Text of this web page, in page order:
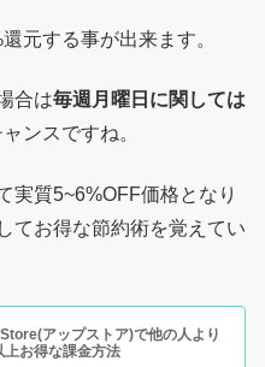
元する事が出来ます。
合は毎週月曜日に関しては
ンスですね。
実質5~6%OFF価格となり
てお得な節約術を覚えてい
アップストア)で他の人より
上お得な課金方法